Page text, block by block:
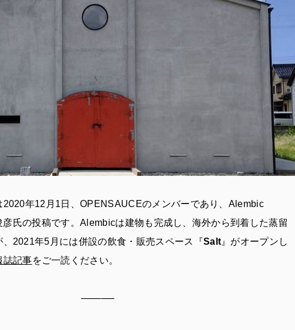
2020年12月1日、OPENSAUCEのメンバーであり、Alembic
氏の投稿です。Alembicは建物も完成し、海外から到着した蒸留
2021年5月には併設の飲食・販売スペース『Salt 』がオープンし
誌記事をご一読ください。
─────